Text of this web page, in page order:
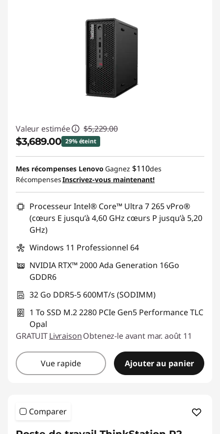
Valeur estimée $5,229.00
$3,689.00 29% éteint
Économies instantanées :-$1,540.00
Promo price: Max 5 units per order
Mes récompenses Lenovo Gagnez $110des
RécompensesInscrivez-vous maintenant!
Processeur Intel® Core™ Ultra 7 265 vPro®
(cœurs E jusqu’à 4,60 GHz cœurs P jusqu’à 5,20
GHz)
Windows 11 Professionnel 64
NVIDIA RTX™ 2000 Ada Generation 16Go
GDDR6
32 Go DDR5-5 600MT/s (SODIMM)
1 To SSD M.2 2280 PCIe Gen5 Performance TLC
Opal
GRATUITLivraisonObtenez-le avant mar. août 11
Vue rapide Ajouter au panier
Comparer